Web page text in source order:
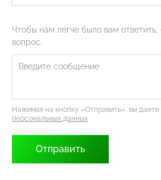
Чтобы нам легче было вам
вопрос.
Нажимая на кнопку «Отправить», вы
персональных данных